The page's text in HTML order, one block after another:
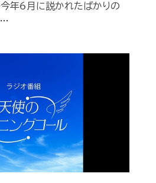
年6月に説かれたばかりの